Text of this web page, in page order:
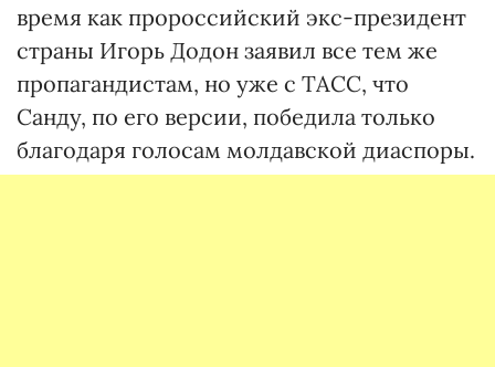
время как пророссийский экс-президент
страны Игорь Додон заявил все тем же
пропагандистам, но уже с ТАСС, что
Санду, по его версии, победила только
благодаря голосам молдавской диаспоры.